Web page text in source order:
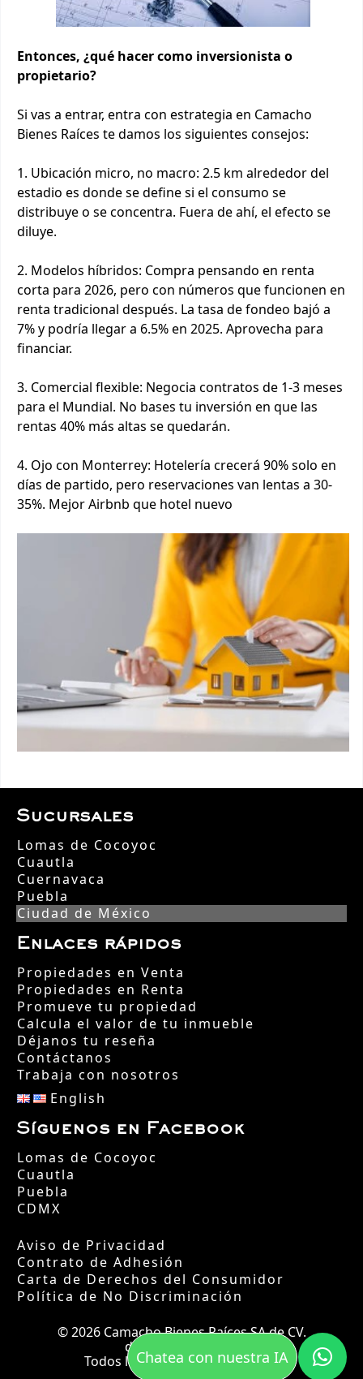
Entonces, ¿qué hacer como inversionista o
propietario?
Si vas a entrar, entra con estrategia en Camacho
Bienes Raíces te damos los siguientes consejos:
1. Ubicación micro, no macro: 2.5 km alrededor del
estadio es donde se define si el consumo se
distribuye o se concentra. Fuera de ahí, el efecto se
diluye.
2. Modelos híbridos: Compra pensando en renta
corta para 2026, pero con números que funcionen en
renta tradicional después. La tasa de fondeo bajó a
7% y podría llegar a 6.5% en 2025. Aprovecha para
financiar.
3. Comercial flexible: Negocia contratos de 1-3 meses
para el Mundial. No bases tu inversión en que las
rentas 40% más altas se quedarán.
4. Ojo con Monterrey: Hotelería crecerá 90% solo en
días de partido, pero reservaciones van lentas a 30-
35%. Mejor Airbnb que hotel nuevo
Sucursales
Lomas de Cocoyoc
Cuautla
Cuernavaca
Puebla
Ciudad de México
Enlaces rápidos
Propiedades en Venta
Propiedades en Renta
Promueve tu propiedad
Calcula el valor de tu inmueble
Déjanos tu reseña
Contáctanos
Trabaja con nosotros
English
Síguenos en Facebook
Lomas de Cocoyoc
Cuautla
Puebla
CDMX
Aviso de Privacidad
Contrato de Adhesión
Carta de Derechos del Consumidor
Política de No Discriminación
© 2026 Camacho Bienes Raíces SA de CV.
desde el año 2002.
Todos los derechos reservados.
Chatea con nuestra IA